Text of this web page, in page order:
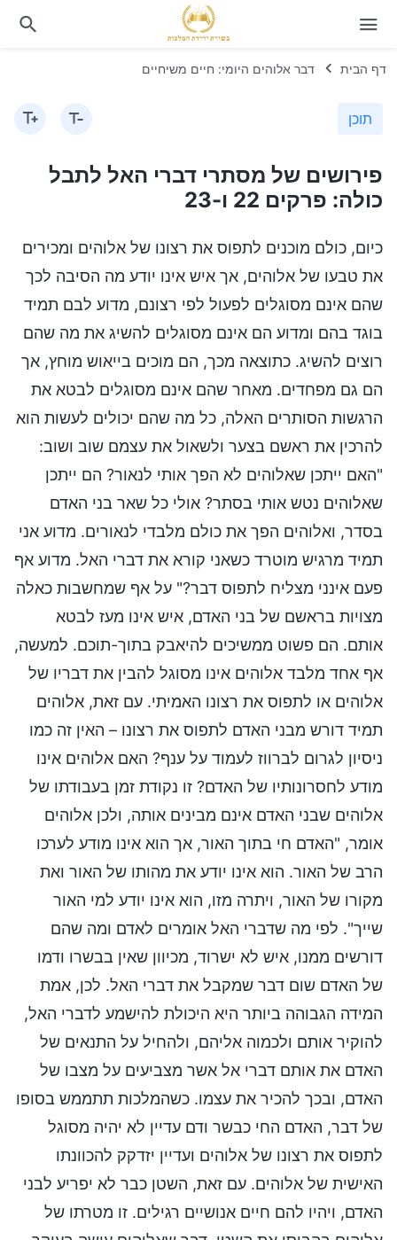
דף הבית דבר אלוהים היומי: חיים משיחיים
תוכן
פירושים של מסתרי דברי האל לתבל
כולה: פרקים 22 ו-23
כיום, כולם מוכנים לתפוס את רצונו של אלוהים ומכירים
את טבעו של אלוהים, אך איש אינו יודע מה הסיבה לכך
שהם אינם מסוגלים לפעול לפי רצונם, מדוע לבם תמיד
בוגד בהם ומדוע הם אינם מסוגלים להשיג את מה שהם
רוצים להשיג. כתוצאה מכך, הם מוכים בייאוש מוחץ, אך
הם גם מפחדים. מאחר שהם אינם מסוגלים לבטא את
הרגשות הסותרים האלה, כל מה שהם יכולים לעשות הוא
להרכין את ראשם בצער ולשאול את עצמם שוב ושוב:
"האם ייתכן שאלוהים לא הפך אותי לנאור? הם ייתכן
שאלוהים נטש אותי בסתר? אולי כל שאר בני האדם
בסדר, ואלוהים הפך את כולם מלבדי לנאורים. מדוע אני
תמיד מרגיש מוטרד כשאני קורא את דברי האל. מדוע אף
פעם אינני מצליח לתפוס דבר?" על אף שמחשבות כאלה
מצויות בראשם של בני האדם, איש אינו מעז לבטא
אותם. הם פשוט ממשיכים להיאבק בתוך-תוכם. למעשה,
אף אחד מלבד אלוהים אינו מסוגל להבין את דבריו של
אלוהים או לתפוס את רצונו האמיתי. עם זאת, אלוהים
תמיד דורש מבני האדם לתפוס את רצונו – האין זה כמו
ניסיון לגרום לברווז לעמוד על ענף? האם אלוהים אינו
מודע לחסרונותיו של האדם? זו נקודת זמן בעבודתו של
אלוהים שבני האדם אינם מבינים אותה, ולכן אלוהים
אומר, "האדם חי בתוך האור, אך הוא אינו מודע לערכו
הרב של האור. הוא אינו יודע את מהותו של האור ואת
מקורו של האור, ויתרה מזו, הוא אינו יודע למי האור
שייך". לפי מה שדברי האל אומרים לאדם ומה שהם
דורשים ממנו, איש לא ישרוד, מכיוון שאין בבשרו ודמו
של האדם שום דבר שמקבל את דברי האל. לכן, אמת
המידה הגבוהה ביותר היא היכולת להישמע לדברי האל,
להוקיר אותם ולכמוה אליהם, ולהחיל על התנאים של
האדם את אותם דברי אל אשר מצביעים על מצבו של
האדם, ובכך להכיר את עצמו. כשהמלכות תתממש בסופו
של דבר, האדם החי כבשר ודם עדיין לא יהיה מסוגל
לתפוס את רצונו של אלוהים ועדיין יזדקק להכוונתו
האישית של אלוהים. עם זאת, השטן כבר לא יפריע לבני
האדם, ויהיו להם חיים אנושיים רגילים. זו מטרתו של